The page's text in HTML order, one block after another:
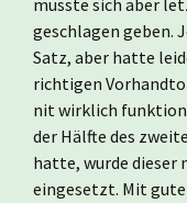
musste sich aber
geschlagen geben.
Satz, aber hatte
richtigen
nit wirklich
der Hälfte des
hatte, wurde dieser
eingesetzt. Mit